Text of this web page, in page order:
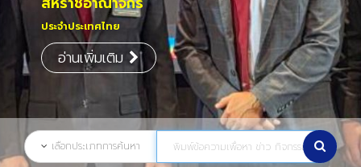
ประจำประเทศไทย
อ่านเพิ่มเติม
เลือกประเภทการค้นหา